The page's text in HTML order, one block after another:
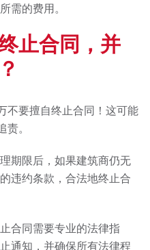
需的费用。
止合同，并
不要擅自终止合同！这可能
责。
期限后，如果建筑商仍无
违约条款，合法地终止合
合同需要专业的法律指
通知，并确保所有法律程